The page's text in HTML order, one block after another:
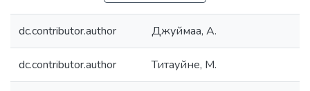
dc.contributor.author Джуймаа, А.
dc.contributor.author Титауйне, М.